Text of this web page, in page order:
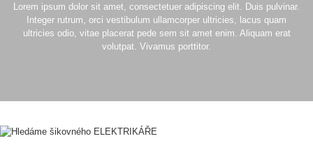
Lorem ipsum dolor sit amet, consectetuer adipiscing elit. Duis pulvinar.
Integer rutrum, orci vestibulum ullamcorper ultricies, lacus quam
ultricies odio, vitae placerat pede sem sit amet enim. Aliquam erat
volutpat. Vivamus porttitor.